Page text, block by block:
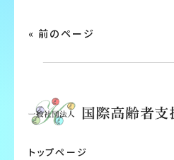
« 前のページ
トップページ